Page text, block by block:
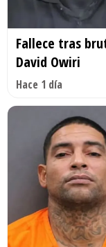
Fallece tras
David Owiri
Hace 1 día